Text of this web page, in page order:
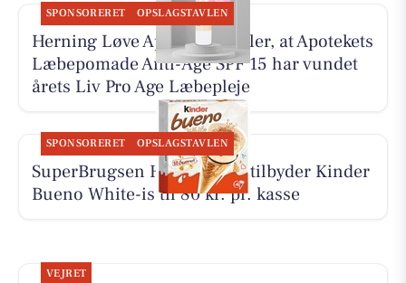
SPONSORERET OPSLAGSTAVLEN
Herning Løve Apotek fortæller, at Apotekets
Læbepomade Anti-Age SPF 15 har vundet
årets Liv Pro Age Læbepleje
SPONSORERET OPSLAGSTAVLEN
SuperBrugsen Hammerum tilbyder Kinder
Bueno White-is til 80 kr. pr. kasse
VEJRET